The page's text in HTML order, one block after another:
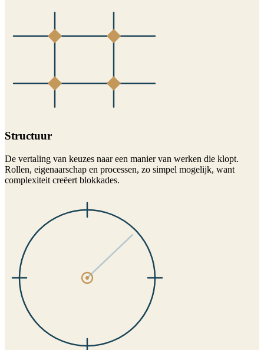
Structuur
De vertaling van keuzes naar een manier van werken die klopt.
Rollen, eigenaarschap en processen, zo simpel mogelijk, want
complexiteit creëert blokkades.